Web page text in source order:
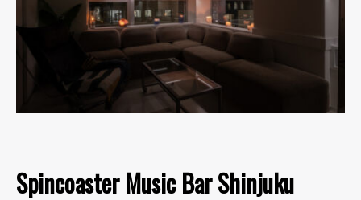
Spincoaster Music Bar Shinjuku